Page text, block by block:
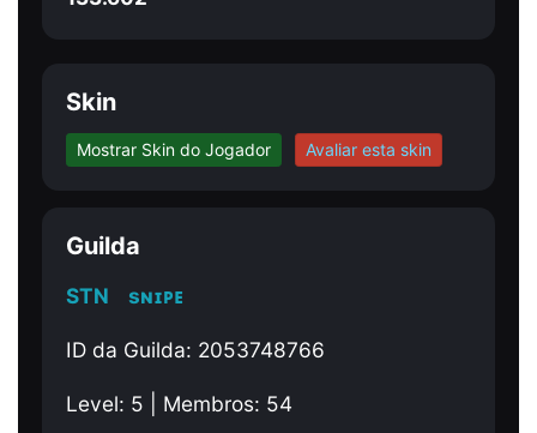
Skin
Mostrar Skin do Jogador Avaliar esta skin
Guilda
STNﾠsɴɪᴘᴇ
ID da Guilda: 2053748766
Level: 5 | Membros: 54